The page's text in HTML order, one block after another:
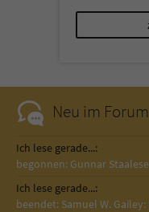
Neu im Forum
Ich lese gerade...:
begonnen: Gunnar
Ich lese gerade...:
beendet: Samuel W.